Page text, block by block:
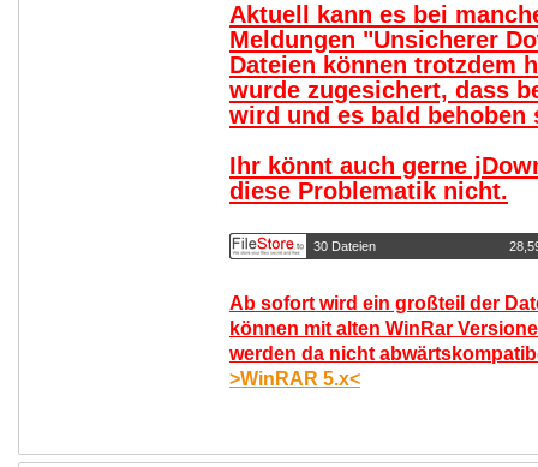
Aktuell kann es bei
Meldungen "Unsicherer
Dateien können trotzdem
wurde zugesichert, dass
wird und es bald behoben
Ihr könnt auch gerne
diese Problematik nicht.
30 Dateien
Ab sofort wird ein großteil der
können mit alten WinRar
werden da nicht
>WinRAR 5.x<